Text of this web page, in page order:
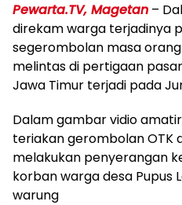
Pewarta.TV, Magetan –
direkam warga terjadinya
segerombolan masa
melintas di pertigaan
Jawa Timur terjadi pada
Dalam gambar vidio
teriakan gerombolan OTK
melakukan penyerangan
korban warga desa Pupus
warung